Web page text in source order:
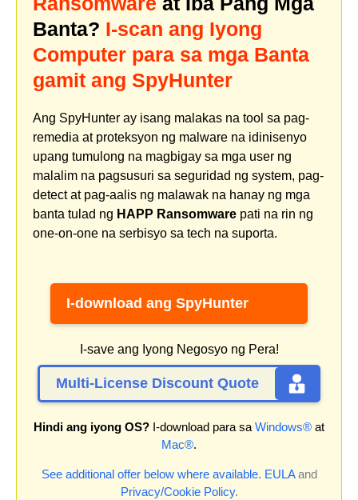
Banta? I-scan ang Iyong
Computer para sa mga Banta
gamit ang SpyHunter
Ang SpyHunter ay isang malakas na tool sa pag-
remedia at proteksyon ng malware na idinisenyo
upang tumulong na magbigay sa mga user ng
malalim na pagsusuri sa seguridad ng system, pag-
detect at pag-aalis ng malawak na hanay ng mga
banta tulad ng HAPP Ransomware pati na rin ng
one-on-one na serbisyo sa tech na suporta.
I-download ang SpyHunter
I-save ang Iyong Negosyo ng Pera!
Multi-License Discount Quote
Hindi ang iyong OS? I-download para saWindows® at
Mac®.
See additional offer below where available. EULAand
Privacy/Cookie Policy.